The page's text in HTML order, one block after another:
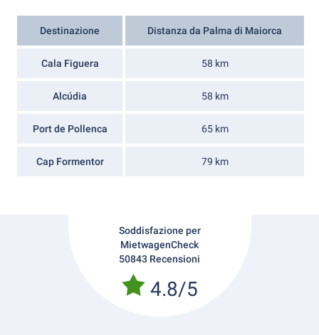
Destinazione Distanza da Palma di Maiorca
Cala Figuera 58 km
Alcúdia 58 km
Port de Pollenca 65 km
Cap Formentor 79 km
Soddisfazione per
MietwagenCheck
50843 Recensioni
4.8/5